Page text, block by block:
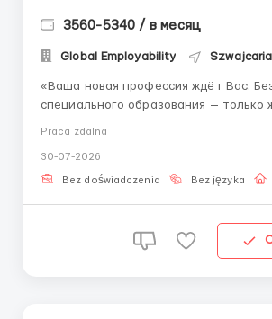
3560-5340 / в месяц
Global Employability
«Ваша новая профессия ждёт Вас.
специального образования — только
кнопку «Купить», запускается
проверка параметров,
Praca zdalna
30-07-2026
Bez doświadczenia Bez języka